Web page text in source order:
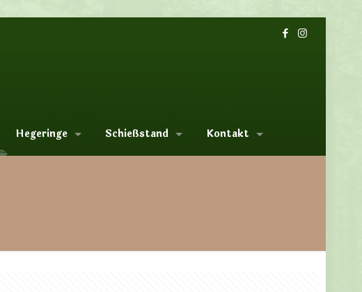
Hegeringe Schießstand Kontakt